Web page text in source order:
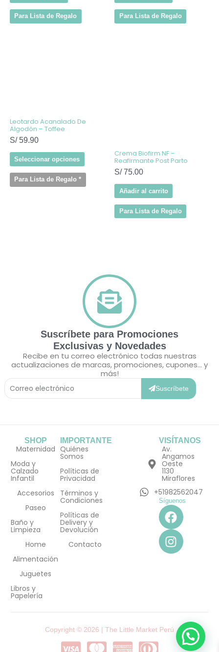
Para Lista de Regalo Para Lista de Regalo
Leotardo Acanalado De
Algodón – Toffee
S/59.90
Seleccionar opciones
elegir
en
producto
Para Lista de Regalo *
Crema Biofirm NF –
Reafirmante Post Parto
S/75.00
Añadir al carrito
Para Lista de Regalo
Suscríbete para Promociones
Exclusivas y Novedades
Recibe en tu correo electrónico todas nuestras
actualizaciones de marcas, promociones, cupones... y
más!
Correo
Electrónico
Suscríbete
SHOP
Maternidad
Moda y
Calzado
Infantil
Accesorios
Paseo
Baño y
Limpieza
Home
Alimentación
Juguetes
Libros y
Papelería
IMPORTANTE
Quiénes
Somos
Políticas de
Privacidad
Términos y
Condiciones
Políticas de
Delivery y
Devolución
Contacto
VISÍTANOS
Av.
Angamos
Oeste
1130
Miraflores
+51982562047
Síguenos
F
a
c
e
b
I
n
s
t
a
m
Copyright © 2026 | The Little Market Perú